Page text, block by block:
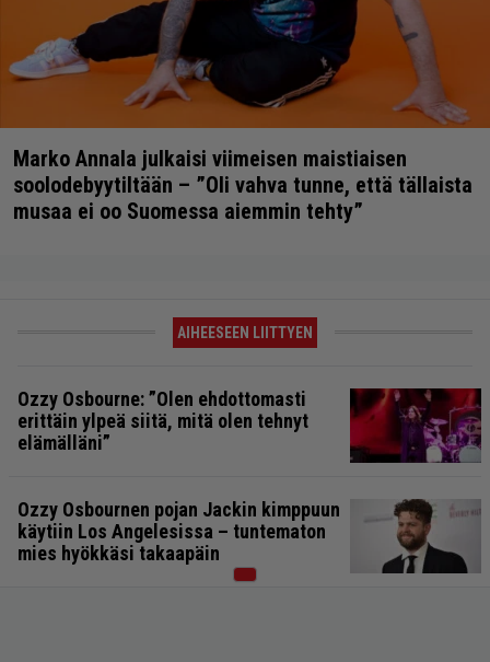
Marko Annala julkaisi viimeisen maistiaisen
soolodebyytiltään – ”Oli vahva tunne, että tällaista
musaa ei oo Suomessa aiemmin tehty”
AIHEESEEN LIITTYEN
Ozzy Osbourne: ”Olen ehdottomasti
erittäin ylpeä siitä, mitä olen tehnyt
elämälläni”
Ozzy Osbournen pojan Jackin kimppuun
käytiin Los Angelesissa – tuntematon
mies hyökkäsi takaapäin